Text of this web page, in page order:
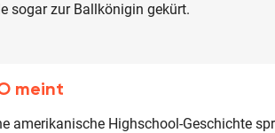
sogar zur Ballkönigin gekürt.
meint
amerikanische Highschool-Geschichte